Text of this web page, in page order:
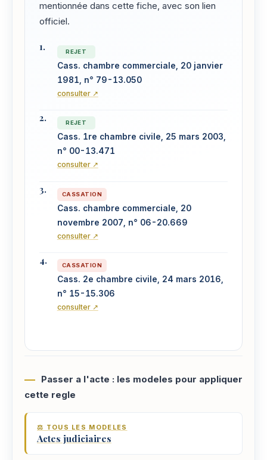
mentionnée dans cette fiche, avec son lien
officiel.
REJET
Cass. chambre commerciale, 20 janvier
1981, n° 79-13.050
consulter ↗
REJET
Cass. 1re chambre civile, 25 mars 2003,
n° 00-13.471
consulter ↗
CASSATION
Cass. chambre commerciale, 20
novembre 2007, n° 06-20.669
consulter ↗
CASSATION
Cass. 2e chambre civile, 24 mars 2016,
n° 15-15.306
consulter ↗
Passer a l'acte : les modeles pour appliquer
cette regle
⚖️ TOUS LES MODELES
Actes judiciaires